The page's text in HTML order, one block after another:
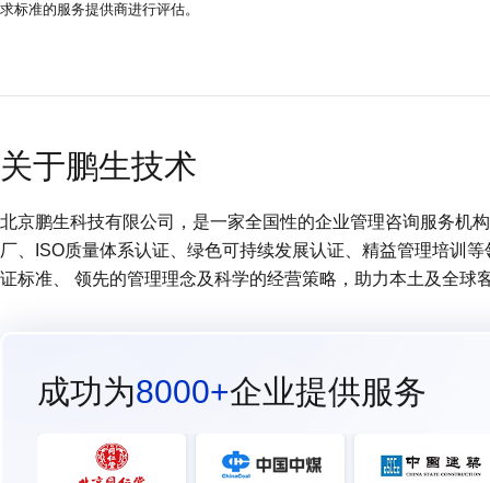
求标准的服务提供商进行评估。
关于鹏生技术
北京鹏生科技有限公司，是一家全国性的企业管理咨询服务机
厂、ISO质量体系认证、绿色可持续发展认证、精益管理培训
证标准、 领先的管理理念及科学的经营策略，助力本土及全球
成功为8000+企业提供服务